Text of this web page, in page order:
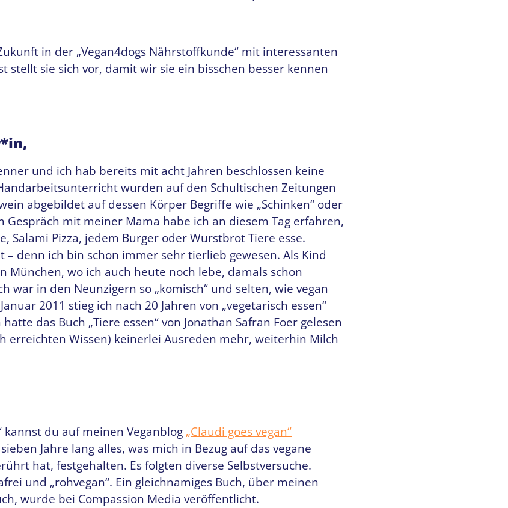
in der „Vegan4dogs Nährstoffkunde“ mit interessanten
stellt sie sich vor, damit wir sie ein bisschen besser kennen
und ich hab bereits mit acht Jahren beschlossen keine
wurden auf den Schultischen Zeitungen
abgebildet auf dessen Körper Begriffe wie „Schinken“ oder
Gespräch mit meiner Mama habe ich an diesem Tag erfahren,
Salami Pizza, jedem Burger oder Wurstbrot Tiere esse.
– denn ich bin schon immer sehr tierlieb gewesen. Als Kind
München, wo ich auch heute noch lebe, damals schon
war in den Neunzigern so „komisch“ und selten, wie vegan
2011 stieg ich nach 20 Jahren von „vegetarisch essen“
das Buch „Tiere essen“ von Jonathan Safran Foer gelesen
erreichten Wissen) keinerlei Ausreden mehr, weiterhin Milch
kannst du auf meinen Veganblog „Claudi goes vegan“
Jahre lang alles, was mich in Bezug auf das vegane
hat, festgehalten. Es folgten diverse Selbstversuche.
und „rohvegan“. Ein gleichnamiges Buch, über meinen
wurde bei Compassion Media veröffentlicht.